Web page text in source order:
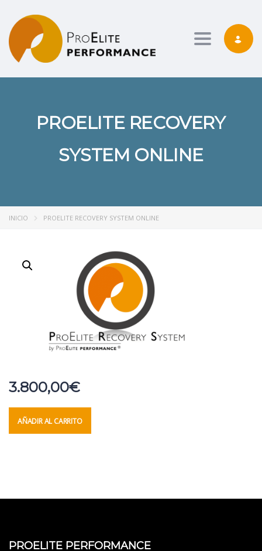
Toggle
PROELITE RECOVERY
SYSTEM ONLINE
INICIO PROELITE RECOVERY SYSTEM ONLINE
3.800,00€
AÑADIR AL CARRITO
PROELITE PERFORMANCE